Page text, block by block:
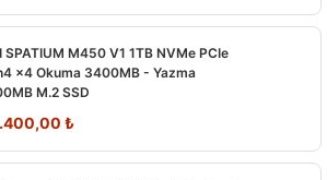
SPATIUM M450 V1 1TB NVMe PCIe
x4 Okuma 3400MB - Yazma
M.2 SSD
₺